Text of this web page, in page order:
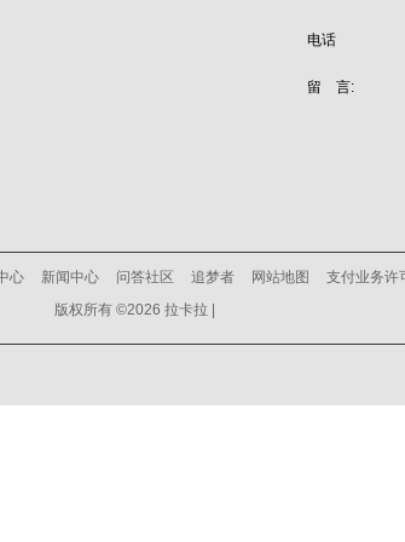
电话
留 言:
心 新闻中心 问答社区 追梦者 网站地图
支付业务许
版权所有 ©2026 拉卡拉 |